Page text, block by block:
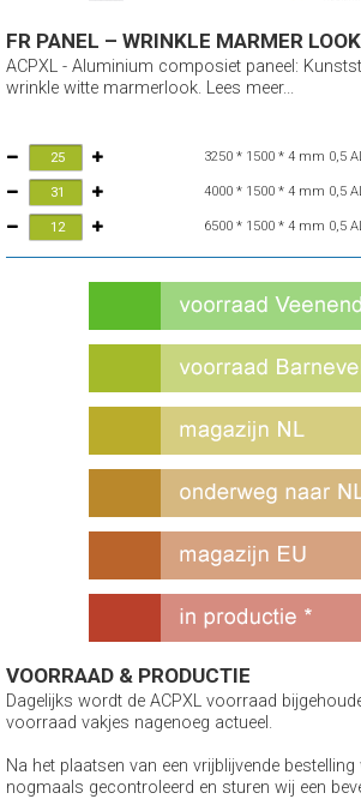
FR PANEL – WRINKLE MARMER
ACPXL - Aluminium composiet paneel:
wrinkle witte marmerlook. Lees meer...
3250 * 1500 * 4 mm 0,5
4000 * 1500 * 4 mm 0,5
6500 * 1500 * 4 mm 0,5
VOORRAAD & PRODUCTIE
Dagelijks wordt de ACPXL voorraad
voorraad vakjes nagenoeg actueel.
Na het plaatsen van een vrijblijvende
nogmaals gecontroleerd en sturen wij een